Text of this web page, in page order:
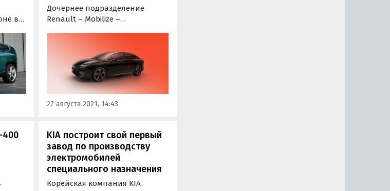
в
7,
и
Дочернее подразделение
Renault – Mobilize –
специально для сервисов
каршеринга, автопроката и
такси. Модель получила
богатое оснащение и
энергоемкую 60-киловаттную
батарею с запасом хода до
27 августа 2021, 14:43
400
KIA построит свой первый
завод по производству
электромобилей
специального назначения
Корейская компания KIA